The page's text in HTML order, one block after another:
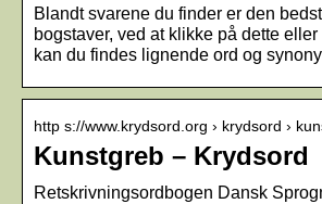
Blandt svarene du finder er den
bogstaver, ved at klikke på dette
kan du findes lignende ord og
http s://www.krydsord.org › krydsord ›
Kunstgreb – Krydsord
Retskrivningsordbogen Dansk